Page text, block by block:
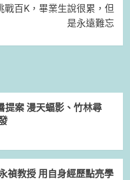
百K，畢業生說很累，但
是永遠難忘
提案 漫天蝠影、竹林尋
禎教授 用自身經歷點亮學